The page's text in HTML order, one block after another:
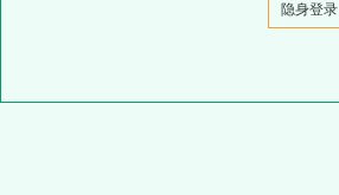
隐身登录